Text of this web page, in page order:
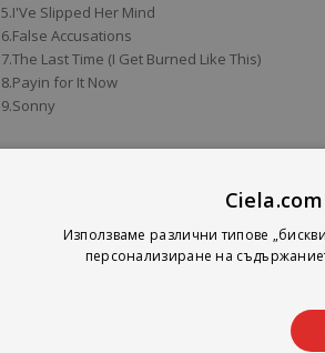
5.I'Ve Slipped Her Mind
6.False Accusations
7.The Last Time (I Get Burned Like This)
8.Payin for It Now
9.Sonny
Използваме различни типове
персонализиране на